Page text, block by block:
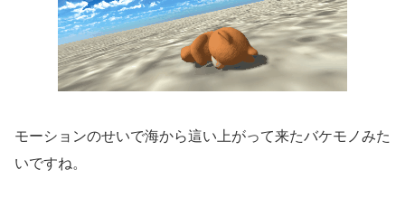
モーションのせいで海から這い上がって来たバケモノみた
いですね。